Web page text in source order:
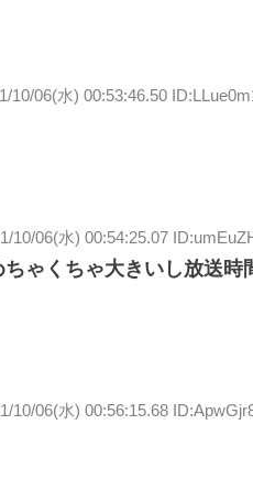
10/06(水) 00:53:46.50
10/06(水) 00:54:25.07
ゃくちゃ大きいし放送時
10/06(水) 00:56:15.68